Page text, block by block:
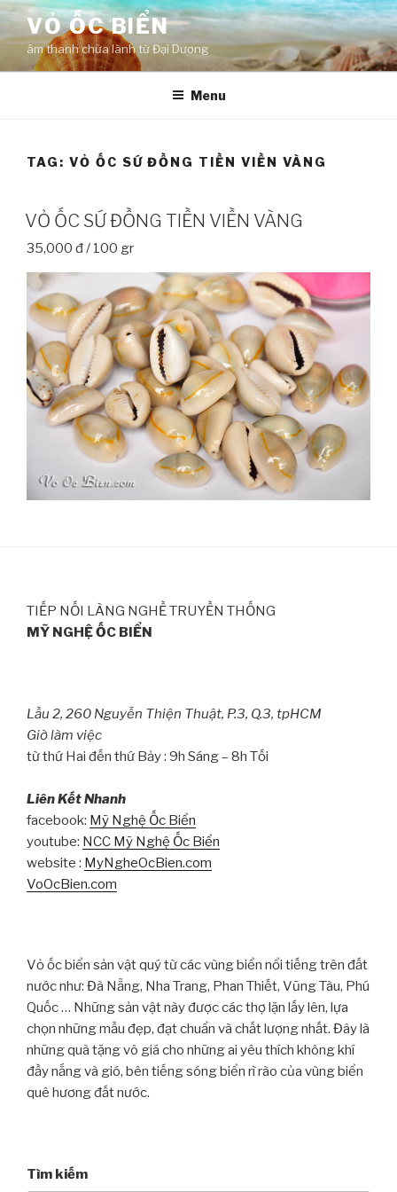
Skip
content
VỎ ỐC BIỂN
âm thanh chữa lành từ Đại Dương
Menu
TAG: VỎ ỐC SỨ ĐỒNG TIỀN VIỀN VÀNG
VỎ ỐC SỨ ĐỒNG TIỀN VIỀN VÀNG
35,000 đ / 100 gr
TIẾP NỐI LÀNG NGHỀ TRUYỀN THỐNG
MỸ NGHỆ ỐC BIỂN
Lầu 2, 260 Nguyễn Thiện Thuật, P.3, Q.3, tpHCM
Giờ làm việc
từ thứ Hai đến thứ Bảy : 9h Sáng – 8h Tối
Liên Kết Nhanh
facebook: Mỹ Nghệ Ốc Biển
youtube: NCC Mỹ Nghệ Ốc Biển
website : MyNgheOcBien.com
VoOcBien.com
Vỏ ốc biển sản vật quý từ các vùng biển nổi tiếng trên đất
nước như: Đà Nẵng, Nha Trang, Phan Thiết, Vũng Tàu, Phú
Quốc … Những sản vật này được các thợ lặn lấy lên, lựa
chọn những mẫu đẹp, đạt chuẩn và chất lượng nhất. Đây là
những quà tặng vô giá cho những ai yêu thích không khí
đầy nắng và gió, bên tiếng sóng biển rì rào của vùng biển
quê hương đất nước.
Tìm kiếm